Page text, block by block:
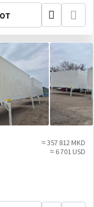
≈ 357 812 MKD
≈ 6 701 USD